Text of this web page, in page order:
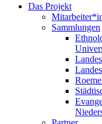
Das Projekt
Sammlungen